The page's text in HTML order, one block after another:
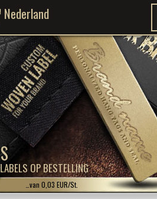
OP BESTELLING
…van 0,03 EUR/St.